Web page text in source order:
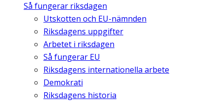
Så fungerar riksdagen
Utskotten och EU-nämnden
Riksdagens uppgifter
Arbetet i riksdagen
Så fungerar EU
Riksdagens internationella arbete
Demokrati
Riksdagens historia